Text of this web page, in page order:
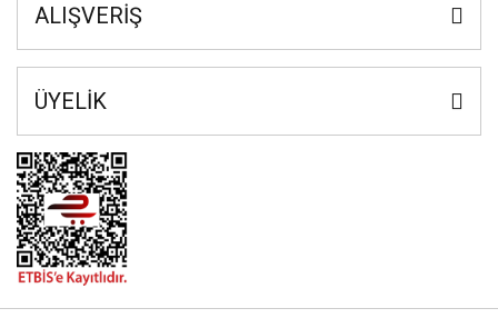
ALIŞVERİŞ
ÜYELİK